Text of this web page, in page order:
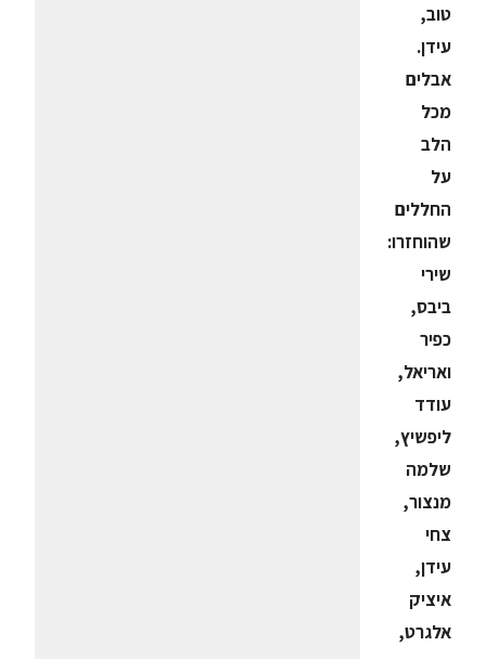
טוב,
עידן.
אבלים
מכל
הלב
על
החללים
שהוחזרו:
שירי
ביבס,
כפיר
ואריאל,
עודד
ליפשיץ,
שלמה
מנצור,
צחי
עידן,
איציק
אלגרט,